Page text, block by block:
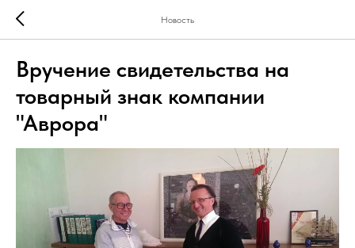
Новость
Вручение свидетельства на
товарный знак компании
"Аврора"